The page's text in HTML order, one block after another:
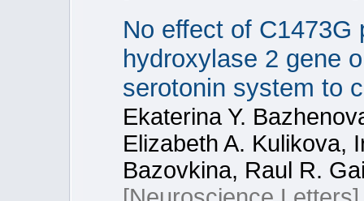
No effect of C1473G
hydroxylase 2 gene
serotonin system to
Ekaterina Y.
Elizabeth A. Kulikova,
Bazovkina, Raul R.